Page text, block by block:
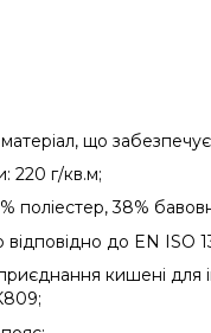
що
220 г/кв.м;
поліестер, 38%
відповідно до EN ISO
кишені для